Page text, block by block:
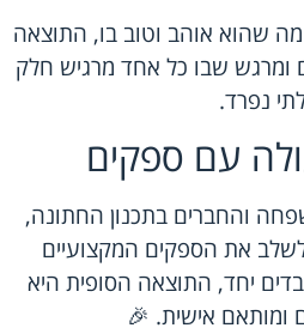
שהוא אוהב וטוב בו, התוצאה
ומרגש שבו כל אחד מרגיש חלק
נפרד.
עם ספקים
והחברים בתכנון החתונה,
את הספקים המקצועיים
יחד, התוצאה הסופית היא
ומותאם אישית. 🎉